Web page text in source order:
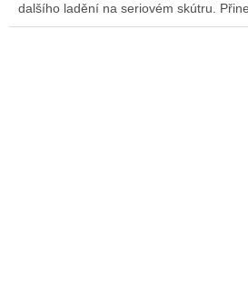
dalšího ladění na seriovém skútru.